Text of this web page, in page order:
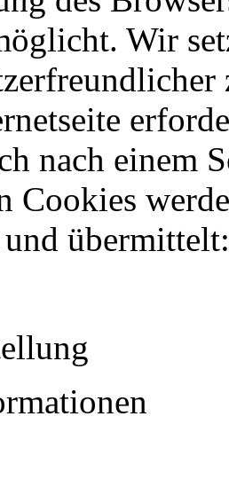
Wir
nach einem
Cookies
und übermittelt: